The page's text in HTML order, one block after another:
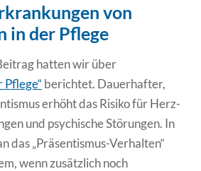
von
in der Pflege
hatten wir über
Pflege“ berichtet. Dauerhafter,
erhöht das Risiko für Herz-
und psychische Störungen. In
das „Präsentismus-Verhalten“
wenn zusätzlich noch